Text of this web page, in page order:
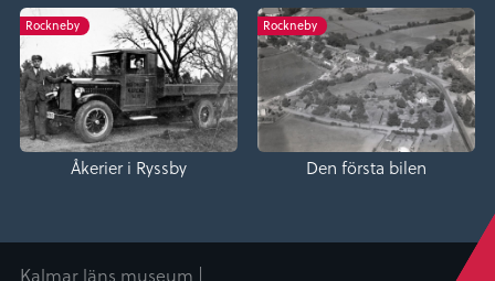
Rockneby
Åkerier i Ryssby
Rockneby
Den första bilen
Kalmar läns museum |